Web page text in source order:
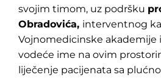
svojim timom, uz podršku
Obradovića, interventnog
Vojnomedicinske akademije
vodeće ime na ovim
liječenje pacijenata sa